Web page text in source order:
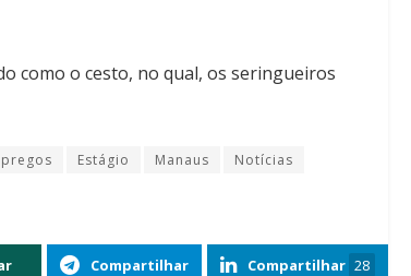
como o cesto, no qual, os seringueiros
Estágio Manaus
Notícias
Compartilhar Compartilhar 28